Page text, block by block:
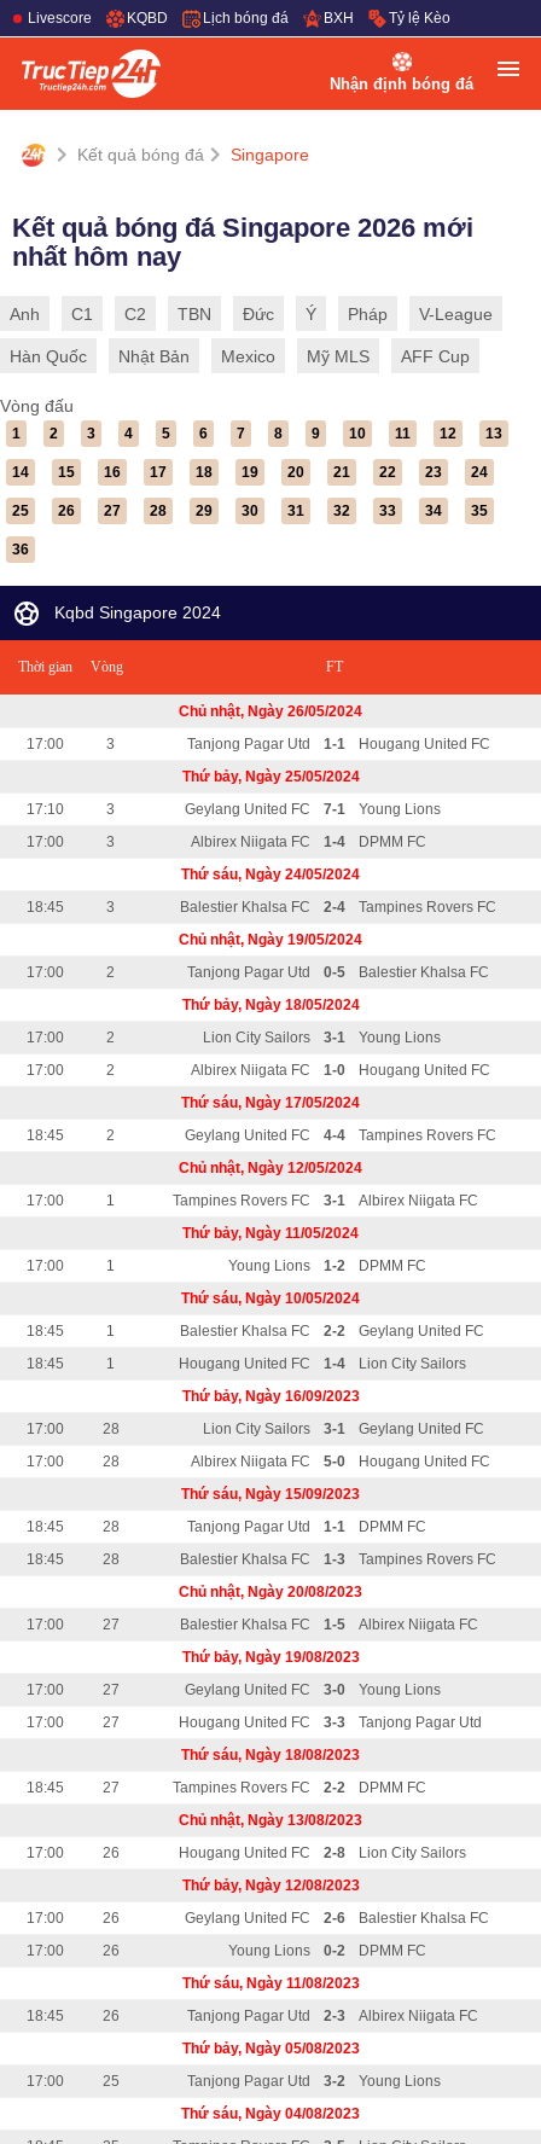
Livescore KQBD Lịch bóng đá BXH Tỷ lệ Kèo
Nhận định bóng đá
Kết quả bóng đá Singapore
Kết quả bóng đá Singapore 2026 mới
nhất hôm nay
Anh C1 C2 TBN Đức Ý Pháp V-League
Hàn Quốc Nhật Bản Mexico Mỹ MLS AFF Cup
Vòng đấu
1 2 3 4 5 6 7 8 9 10 11 12 13
14 15 16 17 18 19 20 21 22 23 24
25 26 27 28 29 30 31 32 33 34 35
36
Kqbd Singapore 2024
Thời gian Vòng FT
Chủ nhật, Ngày 26/05/2024
17:00
3 Tanjong Pagar Utd 1-1
Hougang United FC
Thứ bảy, Ngày 25/05/2024
17:10
3 Geylang United FC 7-1
Young Lions
17:00
3 Albirex Niigata FC 1-4
DPMM FC
Thứ sáu, Ngày 24/05/2024
18:45
3 Balestier Khalsa FC 2-4
Tampines Rovers FC
Chủ nhật, Ngày 19/05/2024
17:00
2 Tanjong Pagar Utd 0-5
Balestier Khalsa FC
Thứ bảy, Ngày 18/05/2024
17:00
2 Lion City Sailors 3-1
Young Lions
17:00
2 Albirex Niigata FC 1-0
Hougang United FC
Thứ sáu, Ngày 17/05/2024
18:45
2 Geylang United FC 4-4
Tampines Rovers FC
Chủ nhật, Ngày 12/05/2024
17:00
1 Tampines Rovers FC 3-1
Albirex Niigata FC
Thứ bảy, Ngày 11/05/2024
17:00
1 Young Lions 1-2
DPMM FC
Thứ sáu, Ngày 10/05/2024
18:45
1 Balestier Khalsa FC 2-2
Geylang United FC
18:45
1 Hougang United FC 1-4
Lion City Sailors
Thứ bảy, Ngày 16/09/2023
17:00
28 Lion City Sailors 3-1
Geylang United FC
17:00
28 Albirex Niigata FC 5-0
Hougang United FC
Thứ sáu, Ngày 15/09/2023
18:45
28 Tanjong Pagar Utd 1-1
DPMM FC
18:45
28 Balestier Khalsa FC 1-3
Tampines Rovers FC
Chủ nhật, Ngày 20/08/2023
17:00
27 Balestier Khalsa FC 1-5
Albirex Niigata FC
Thứ bảy, Ngày 19/08/2023
17:00
27 Geylang United FC 3-0
Young Lions
17:00
27 Hougang United FC 3-3
Tanjong Pagar Utd
Thứ sáu, Ngày 18/08/2023
18:45
27 Tampines Rovers FC 2-2
DPMM FC
Chủ nhật, Ngày 13/08/2023
17:00
26 Hougang United FC 2-8
Lion City Sailors
Thứ bảy, Ngày 12/08/2023
17:00
26 Geylang United FC 2-6
Balestier Khalsa FC
17:00
26 Young Lions 0-2
DPMM FC
Thứ sáu, Ngày 11/08/2023
18:45
26 Tanjong Pagar Utd 2-3
Albirex Niigata FC
Thứ bảy, Ngày 05/08/2023
17:00
25 Tanjong Pagar Utd 3-2
Young Lions
Thứ sáu, Ngày 04/08/2023